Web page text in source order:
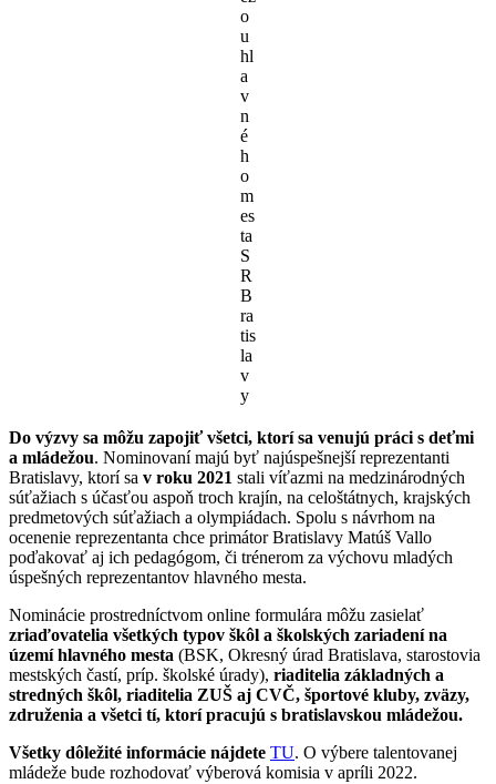
o
u
hl
a
v
n
é
h
o
m
es
ta
S
R
B
ra
tis
la
v
y
Do výzvy sa môžu zapojiť všetci, ktorí sa venujú práci s deťmi
a mládežou. Nominovaní majú byť najúspešnejší reprezentanti
Bratislavy, ktorí sa v roku 2021 stali víťazmi na medzinárodných
súťažiach s účasťou aspoň troch krajín, na celoštátnych, krajských
predmetových súťažiach a olympiádach. Spolu s návrhom na
ocenenie reprezentanta chce primátor Bratislavy Matúš Vallo
poďakovať aj ich pedagógom, či trénerom za výchovu mladých
úspešných reprezentantov hlavného mesta.
Nominácie prostredníctvom online formulára môžu zasielať
zriaďovatelia všetkých typov škôl a školských zariadení na
území hlavného mesta (BSK, Okresný úrad Bratislava, starostovia
mestských častí, príp. školské úrady), riaditelia základných a
stredných škôl, riaditelia ZUŠ aj CVČ, športové kluby, zväzy,
združenia a všetci tí, ktorí pracujú s bratislavskou mládežou.
Všetky dôležité informácie nájdete TU. O výbere talentovanej
mládeže bude rozhodovať výberová komisia v apríli 2022.